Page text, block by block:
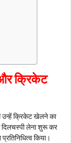
क्रिकेट
उन्हें क्रिकेट खेलने का
दिलचस्पी लेना शुरू कर
किया।